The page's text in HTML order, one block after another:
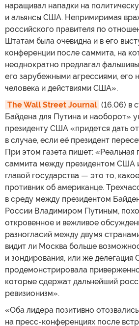
наращивал нападки на
и альянсы США. Непримиримая
российского правителя по
Штатам была очевидна и в его
конференции после саммита, на
неоднократно предлагал
его зарубежными агрессиями, его
человека и действиями США».
The Wall Street Journal (16.06) в
Байдена для Путина и наоборот»
президенту США «придется дать
в случае, если её президент
При этом газета пишет: «Реальная
саммита между президентом США
главой государства — это то,
противник об американце.
в среду между президентом
России Владимиром Путиным,
откровенное и вежливое
разногласий между двумя
видит ли Москва больше
и зондирования, или же делегация
продемонстрировала
которые сдержат дальнейший
ревизионизм».
«Оба лидера позитивно
на пресс-конференциях после